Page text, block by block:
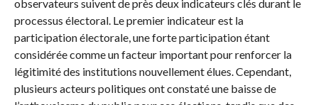
observateurs suivent de près deux indicateurs clés durant le
processus électoral. Le premier indicateur est la
participation électorale, une forte participation étant
considérée comme un facteur important pour renforcer la
légitimité des institutions nouvellement élues. Cependant,
plusieurs acteurs politiques ont constaté une baisse de